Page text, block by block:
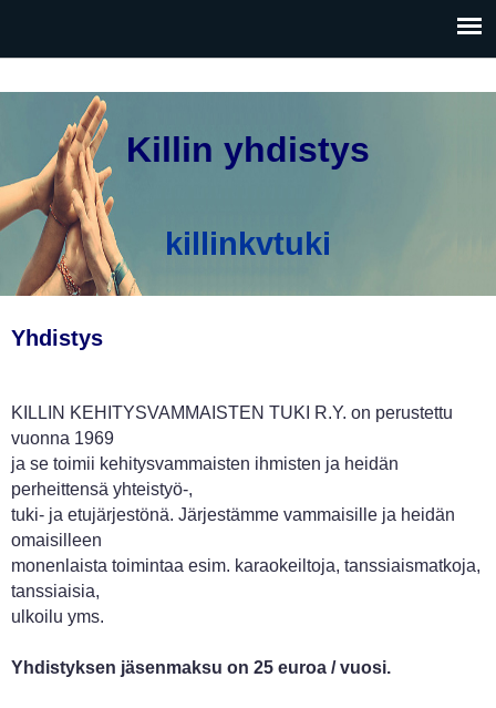
Killin yhdistys
killinkvtuki
Yhdistys
KILLIN KEHITYSVAMMAISTEN TUKI R.Y. on perustettu
vuonna 1969
ja se toimii kehitysvammaisten ihmisten ja heidän
perheittensä yhteistyö-,
tuki- ja etujärjestönä. Järjestämme vammaisille ja heidän
omaisilleen
monenlaista toimintaa esim. karaokeiltoja, tanssiaismatkoja,
tanssiaisia,
ulkoilu yms.
Yhdistyksen jäsenmaksu on 25 euroa / vuosi.